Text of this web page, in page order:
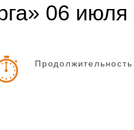
06 июля
Продолжительность